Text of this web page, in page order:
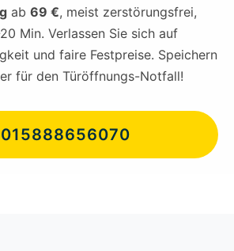
ab 69 €, meist zerstörungsfrei,
Min. Verlassen Sie sich auf
und faire Festpreise. Speichern
für den Türöffnungs-Notfall!
015888656070